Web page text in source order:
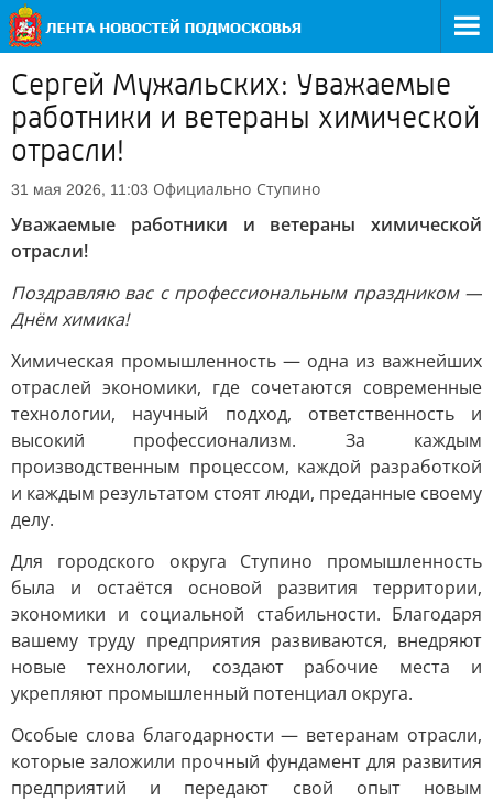
Сергей Мужальских: Уважаемые
работники и ветераны химической
отрасли!
31 мая 2026, 11:03 Официально Ступино
Уважаемые работники и ветераны химической
отрасли!
Поздравляю вас с профессиональным праздником —
Днём химика!
Химическая промышленность — одна из важнейших
отраслей экономики, где сочетаются современные
технологии, научный подход, ответственность и
высокий профессионализм. За каждым
производственным процессом, каждой разработкой
и каждым результатом стоят люди, преданные своему
делу.
Для городского округа Ступино промышленность
была и остаётся основой развития территории,
экономики и социальной стабильности. Благодаря
вашему труду предприятия развиваются, внедряют
новые технологии, создают рабочие места и
укрепляют промышленный потенциал округа.
Особые слова благодарности — ветеранам отрасли,
которые заложили прочный фундамент для развития
предприятий и передают свой опыт новым